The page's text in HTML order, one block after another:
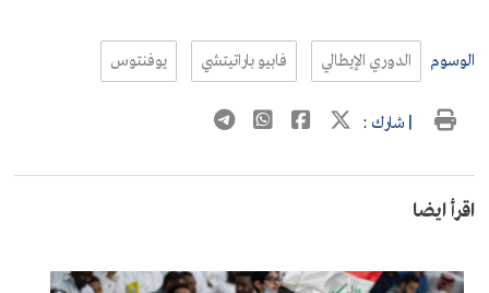
الوسوم الدوري الإيطالي فابيو باراتيتشي يوفنتوس
| شارك :
اقرأ ايضا